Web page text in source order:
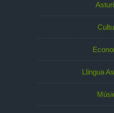
Llingua